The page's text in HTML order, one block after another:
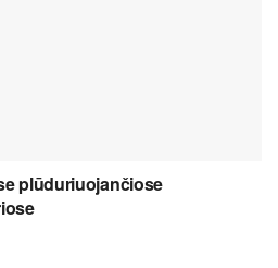
plūduriuojančiose